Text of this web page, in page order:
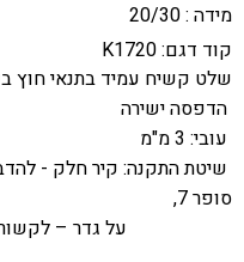
מידה : 20/30
קוד דגם:K1720
שלט קשיח עמיד בתנאי
הדפסה ישירה
עובי: 3 מ"מ
שיטת התקנה: קיר חלק -
סופר 7,
על גדר – לקשור עם